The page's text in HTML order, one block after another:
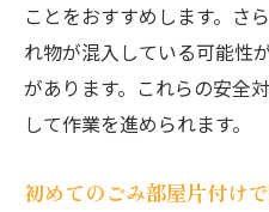
ことをおすすめします。さ
れ物が混入している可能性
があります。これらの安全
して作業を進められます。
初めてのごみ部屋片付け